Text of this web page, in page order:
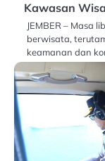
Kawasan
JEMBER – Masa
berwisata,
keamanan dan